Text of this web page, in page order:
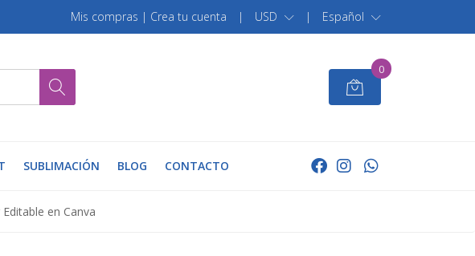
Mis compras | Crea tu cuenta | USD | Español
0
SUBLIMACIÓN BLOG CONTACTO
en Canva